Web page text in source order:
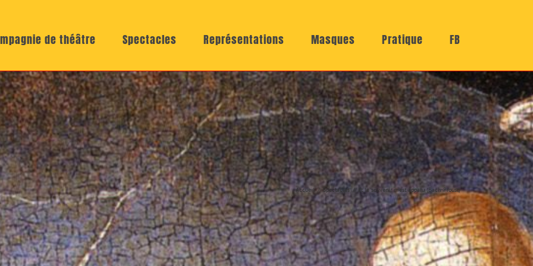
de théâtre Spectacles Représentations Masques Pratique FB
Accueil Spectacles Et le souvenir m’est apparu (Bach-Proust)